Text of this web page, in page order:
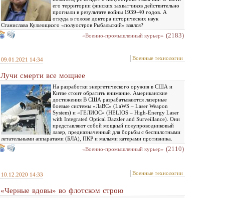
его территории финских захватчиков действительно
прогнали в результате войны 1939-40 годов. А
откуда в голове доктора исторических наук
Станислава Кульчицкого «полуостров Рыбальский» взялся?
«Военно-промышленный курьер» (2183)
09.01.2021 14:34 Военные технологии
Лучи смерти все мощнее
На разработки энергетического оружия в США и
Китае стоит обратить внимание. Американские
достижения В США разрабатываются лазерные
боевые системы «ЛаВС» (LaWS – Laser Weapon
System) и «ГЕЛИОС» (HELIOS – High-Energy Laser
with Integrated Optical Dazzler and Surveillance). Они
представляют собой мощный полупроводниковый
лазер, предназначенный для борьбы с беспилотными
летательными аппаратами (БЛА), ПКР и малыми катерами противника.
«Военно-промышленный курьер» (2110)
10.12.2020 14:33 Военные технологии
«Черные вдовы» во флотском строю